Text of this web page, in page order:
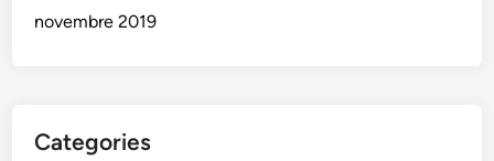
novembre 2019
Categories